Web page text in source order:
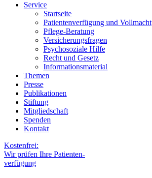
Service
Startseite
Patientenverfügung und Vollmacht
Pflege-Beratung
Versicherungsfragen
Psychosoziale Hilfe
Recht und Gesetz
Informationsmaterial
Themen
Presse
Publikationen
Stiftung
Mitgliedschaft
Spenden
Kontakt
Kostenfrei:
Wir prüfen Ihre Patienten-
verfügung